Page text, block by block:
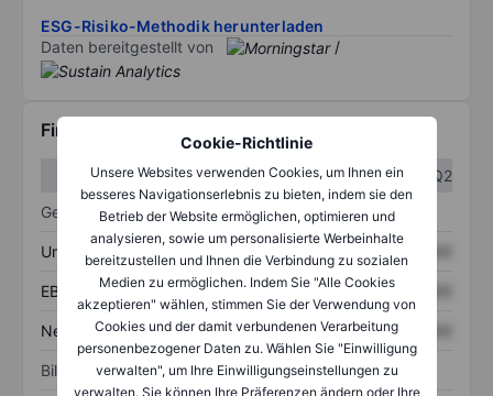
Cookie-Richtlinie
Unsere Websites verwenden Cookies, um Ihnen ein
besseres Navigationserlebnis zu bieten, indem sie den
Betrieb der Website ermöglichen, optimieren und
analysieren, sowie um personalisierte Werbeinhalte
bereitzustellen und Ihnen die Verbindung zu sozialen
Medien zu ermöglichen. Indem Sie "Alle Cookies
akzeptieren" wählen, stimmen Sie der Verwendung von
Cookies und der damit verbundenen Verarbeitung
personenbezogener Daten zu. Wählen Sie "Einwilligung
verwalten", um Ihre Einwilligungseinstellungen zu
verwalten. Sie können Ihre Präferenzen ändern oder Ihre
ESG-Risiko-Methodik herunterladen
Daten bereitgestellt von
/
Finanzdaten
Q1
Q2
Gewinn- und Verlustrechnung
Umsatz XXXXXXX XXXXXXX
EBITDA XXXXXXX XXXXXXX
Nettoeinkommen XXXXXXX XXXXXXX
Bilanz